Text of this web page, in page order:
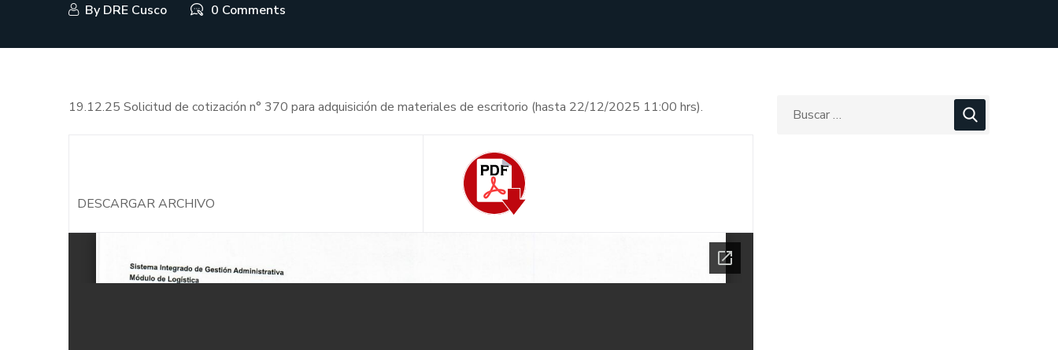
By DRE Cusco 0 Comments
19.12.25 Solicitud de cotización n° 370 para adquisición de materiales de escritorio (hasta 22/12/2025 11:00 hrs).
DESCARGAR ARCHIVO